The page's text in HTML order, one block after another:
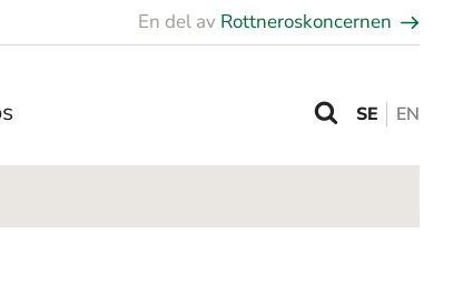
En del av Rottneroskoncernen
SE EN